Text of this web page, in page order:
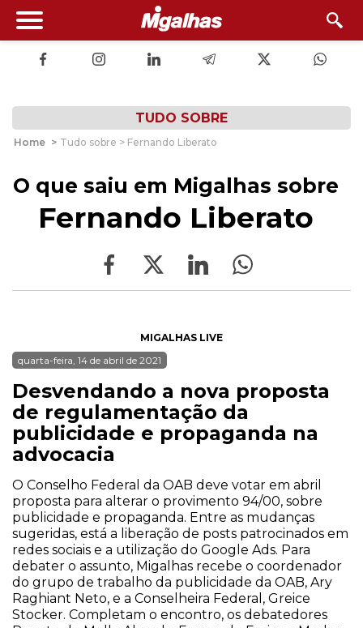
TUDO SOBRE
Home > Tudo sobre > Fernando Liberato
O que saiu em Migalhas sobre
Fernando Liberato
MIGALHAS LIVE
quarta-feira, 14 de abril de 2021
Desvendando a nova proposta
de regulamentação da
publicidade e propaganda na
advocacia
O Conselho Federal da OAB deve votar em abril
proposta para alterar o provimento 94/00, sobre
publicidade e propaganda. Entre as mudanças
sugeridas, está a liberação de posts patrocinados em
redes sociais e a utilização do Google Ads. Para
debater o assunto, Migalhas recebe o coordenador
do grupo de trabalho da publicidade da OAB, Ary
Raghiant Neto, e a Conselheira Federal, Greice
Stocker. Completam o encontro, os debatedores